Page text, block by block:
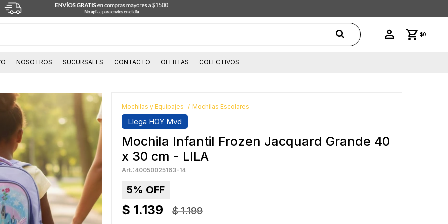
$0
NOSOTROS SUCURSALES CONTACTO OFERTAS COLECTIVOS
Mochilas y Equipajes Mochilas Escolares
Llega HOY Mvd
Mochila Infantil Frozen Jacquard Grande 40
x 30 cm - LILA
40050025163-14
5
$ 1.139 $ 1.199